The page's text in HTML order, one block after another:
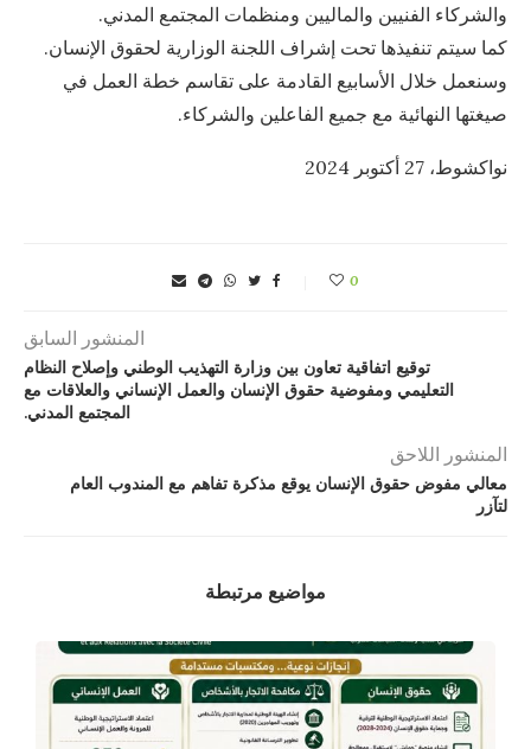
والشركاء الفنيين والماليين ومنظمات المجتمع المدني.
كما سيتم تنفيذها تحت إشراف اللجنة الوزارية لحقوق الإنسان.
وسنعمل خلال الأسابيع القادمة على تقاسم خطة العمل في
صيغتها النهائية مع جميع الفاعلين والشركاء.
نواكشوط، 27 أكتوبر 2024
0
المنشور السابق
توقيع اتفاقية تعاون بين وزارة التهذيب الوطني وإصلاح النظام
التعليمي ومفوضية حقوق الإنسان والعمل الإنساني والعلاقات مع
المجتمع المدني.
المنشور اللاحق
معالي مفوض حقوق الإنسان يوقع مذكرة تفاهم مع المندوب العام
لتآزر
مواضيع مرتبطة